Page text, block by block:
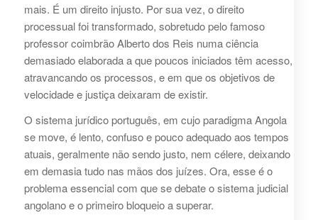
mais. É um direito injusto. Por sua vez, o direito
processual foi transformado, sobretudo pelo famoso
professor coimbrão Alberto dos Reis numa ciência
demasiado elaborada a que poucos iniciados têm acesso,
atravancando os processos, e em que os objetivos de
velocidade e justiça deixaram de existir.
O sistema jurídico português, em cujo paradigma Angola
se move, é lento, confuso e pouco adequado aos tempos
atuais, geralmente não sendo justo, nem célere, deixando
em demasia tudo nas mãos dos juízes. Ora, esse é o
problema essencial com que se debate o sistema judicial
angolano e o primeiro bloqueio a superar.